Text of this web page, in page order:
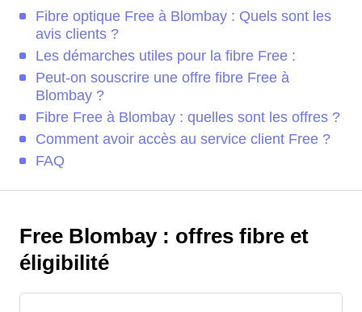
Fibre optique Free à Blombay : Quels sont les
avis clients ?
Les démarches utiles pour la fibre Free :
Peut-on souscrire une offre fibre Free à
Blombay ?
Fibre Free à Blombay : quelles sont les offres ?
Comment avoir accès au service client Free ?
FAQ
Free Blombay : offres fibre et
éligibilité